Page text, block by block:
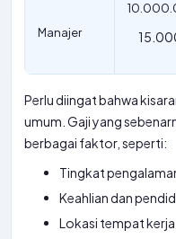
Manajer
Perlu diingat bahwa
umum. Gaji yang
berbagai faktor, seperti:
Tingkat
Keahlian dan
Lokasi tempat kerja